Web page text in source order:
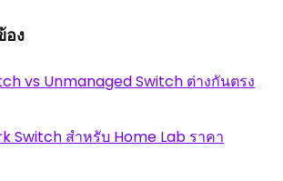
อง
vs Unmanaged Switch ต่างกันตรง
Switch สำหรับ Home Lab ราคา